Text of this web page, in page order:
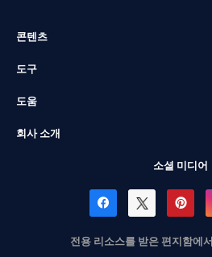
콘텐츠
도구
도움
회사 소개
소셜 미디어
전용 리소스를 받은 편지함에